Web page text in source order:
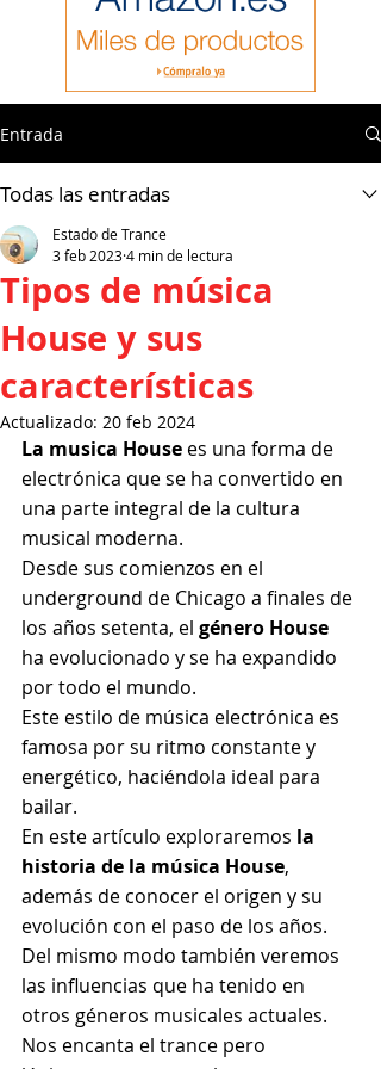
Entrada
Todas las entradas
Tipos de música
House y sus
características
Estado de Trance
3 feb 20234 min de lectura
Actualizado: 20 feb 2024
La musica House es una forma de
electrónica que se ha convertido en
una parte integral de la cultura
musical moderna.
Desde sus comienzos en el
underground de Chicago a finales de
los años setenta, el género House
ha evolucionado y se ha expandido
por todo el mundo.
Este estilo de música electrónica es
famosa por su ritmo constante y
energético, haciéndola ideal para
bailar.
En este artículo exploraremos la
historia de la música House,
además de conocer el origen y su
evolución con el paso de los años.
Del mismo modo también veremos
las influencias que ha tenido en
otros géneros musicales actuales.
Nos encanta el trance pero